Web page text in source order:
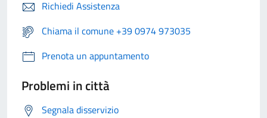
Richiedi Assistenza
Chiama il comune +39 0974 973035
Prenota un appuntamento
Problemi in città
Segnala disservizio